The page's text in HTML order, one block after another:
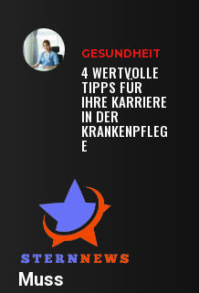
GESUNDHEIT
4 WERTVOLLE
TIPPS FÜR
IHRE KARRIERE
IN DER
KRANKENPFLEG
E
Muss